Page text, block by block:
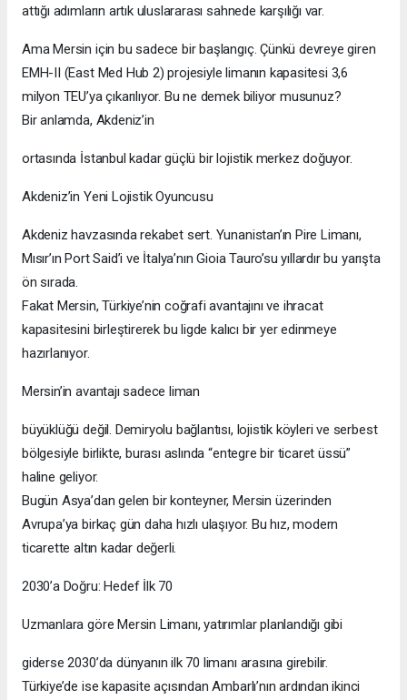
attığı adımların artık uluslararası sahnede karşılığı var.
Ama Mersin için bu sadece bir başlangıç. Çünkü devreye giren
EMH-II (East Med Hub 2) projesiyle limanın kapasitesi 3,6
milyon TEU’ya çıkarılıyor. Bu ne demek biliyor musunuz?
Bir anlamda, Akdeniz’in
ortasında İstanbul kadar güçlü bir lojistik merkez doğuyor.
Akdeniz’in Yeni Lojistik Oyuncusu
Akdeniz havzasında rekabet sert. Yunanistan’ın Pire Limanı,
Mısır’ın Port Said’i ve İtalya’nın Gioia Tauro’su yıllardır bu yarışta
ön sırada.
Fakat Mersin, Türkiye’nin coğrafi avantajını ve ihracat
kapasitesini birleştirerek bu ligde kalıcı bir yer edinmeye
hazırlanıyor.
Mersin’in avantajı sadece liman
büyüklüğü değil. Demiryolu bağlantısı, lojistik köyleri ve serbest
bölgesiyle birlikte, burası aslında “entegre bir ticaret üssü”
haline geliyor.
Bugün Asya’dan gelen bir konteyner, Mersin üzerinden
Avrupa’ya birkaç gün daha hızlı ulaşıyor. Bu hız, modern
ticarette altın kadar değerli.
2030’a Doğru: Hedef İlk 70
Uzmanlara göre Mersin Limanı, yatırımlar planlandığı gibi
giderse 2030’da dünyanın ilk 70 limanı arasına girebilir.
Türkiye’de ise kapasite açısından Ambarlı’nın ardından ikinci